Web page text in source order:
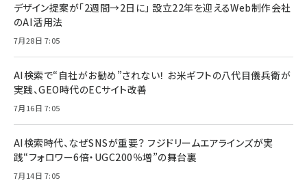
デザイン提案が「2週間→2日に」 設立22年を迎えるWeb制作会社
のAI活用法
7月28日 7:05
AI検索で“自社がお勧め”されない！ お米ギフトの八代目儀兵衛が
実践、GEO時代のECサイト改善
7月16日 7:05
AI検索時代、なぜSNSが重要？ フジドリームエアラインズが実
践“フォロワー6倍・UGC200％増”の舞台裏
7月14日 7:05